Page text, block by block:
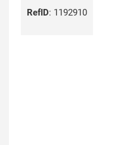
RefID: 1192910